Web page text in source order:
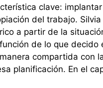
clave:
del trabajo. Silvia
a partir de la
de lo que decido
compartida con
planificación. En el